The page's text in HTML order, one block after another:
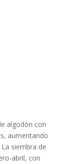
algodón con
aumentando
siembra de
abril, con